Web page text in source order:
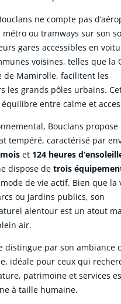
ne compte pas
ou tramways sur son
gares accessibles en
voisines, telles que la
de Mamirolle, facilitent les
les grands pôles urbains.
entre calme et
Bouclans propose
tempéré, caractérisé par
et 124 heures
dispose de trois
de vie actif. Bien que la
ou jardins publics, son
alentour est un atout
air.
distingue par son ambiance
idéale pour ceux qui
patrimoine et services
à taille humaine.